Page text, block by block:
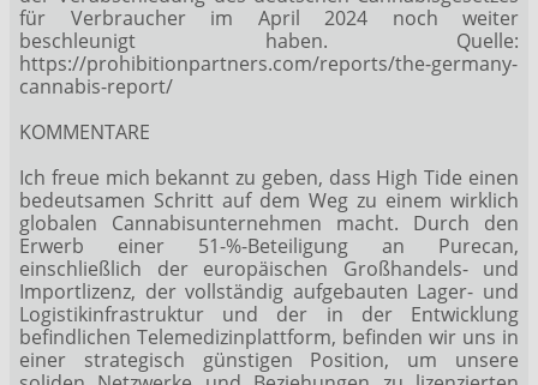
für Verbraucher im April 2024 noch weiter
beschleunigt haben. Quelle:
https://prohibitionpartners.com/reports/the-germany-
cannabis-report/
KOMMENTARE
Ich freue mich bekannt zu geben, dass High Tide einen
bedeutsamen Schritt auf dem Weg zu einem wirklich
globalen Cannabisunternehmen macht. Durch den
Erwerb einer 51-%-Beteiligung an Purecan,
einschließlich der europäischen Großhandels- und
Importlizenz, der vollständig aufgebauten Lager- und
Logistikinfrastruktur und der in der Entwicklung
befindlichen Telemedizinplattform, befinden wir uns in
einer strategisch günstigen Position, um unsere